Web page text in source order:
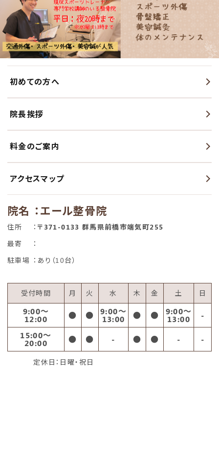
初めての方へ
院長挨拶
料金のご案内
アクセスマップ
院名 ：エール整骨院
住所 ： 〒371-0133 群馬県前橋市端気町255
最寄
：
駐車場 ：あり（10台）
受付時間 月 火 水 木 金 土 日
9:00〜
12:00 ● ● 9:00〜
13:00 ● ● 9:00〜
13:00
-
15:00〜
20:00 ● ● - ● ● - -
定休日：日曜・祝日